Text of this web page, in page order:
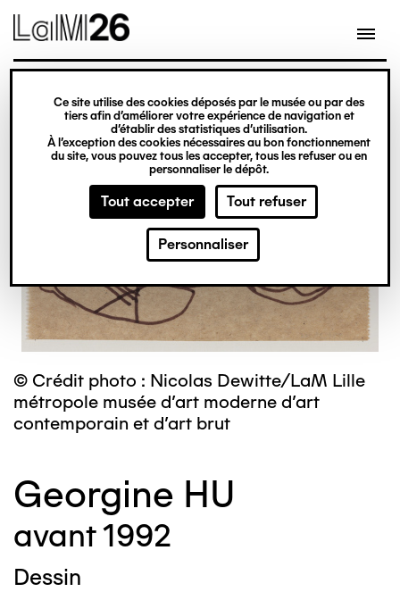
Gestion des cookies
Ce site utilise des cookies déposés par le musée ou par des
tiers afin d’améliorer votre expérience de navigation et
d’établir des statistiques d’utilisation.
À l’exception des cookies nécessaires au bon fonctionnement
du site, vous pouvez tous les accepter, tous les refuser ou en
personnaliser le dépôt.
Tout accepter Tout refuser
Personnaliser
contenu
© Crédit photo : Nicolas Dewitte/LaM Lille
métropole musée d’art moderne d’art
contemporain et d’art brut
Georgine HU
avant 1992
Dessin